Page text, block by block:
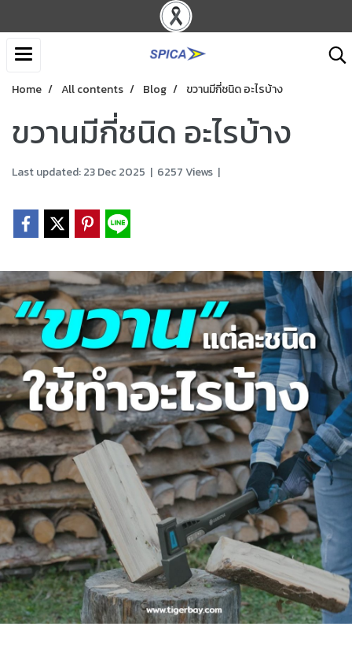
Home All contents Blog ขวานมีกี่ชนิด อะไรบ้าง
ขวานมีกี่ชนิด อะไรบ้าง
Last updated: 23 Dec 2025 | 6257 Views |